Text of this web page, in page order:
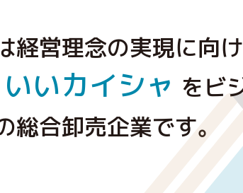
経営理念の実現に向
いいカイシャ をビ
総合卸売企業です。